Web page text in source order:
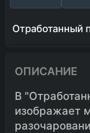
Отработанный
ОПИСАНИЕ
В
изображает